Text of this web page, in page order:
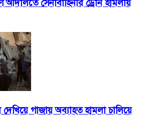
আদালতে সেনাবাহিনীর ড্রোন হামলায়
দেখিয়ে গাজায় অব্যাহত হামলা চালিয়ে